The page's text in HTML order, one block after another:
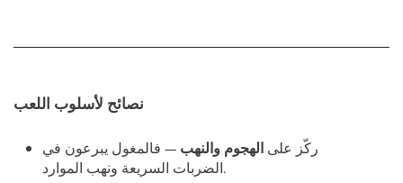
نصائح لأسلوب اللعب
ركّز على الهجوم والنهب — فالمغول يبرعون في
الضربات السريعة ونهب الموارد.